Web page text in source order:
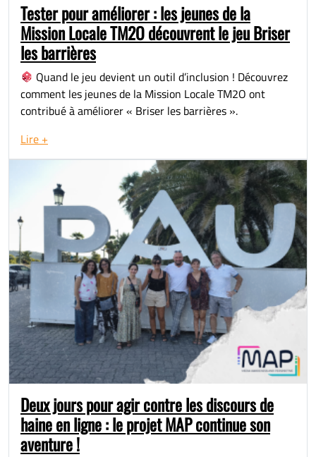
Tester pour améliorer : les jeunes de la
Mission Locale TM2O découvrent le jeu Briser
les barrières
Quand le jeu devient un outil d’inclusion ! Découvrez
comment les jeunes de la Mission Locale TM2O ont
contribué à améliorer « Briser les barrières ».
Lire +
Deux jours pour agir contre les discours de
haine en ligne : le projet MAP continue son
aventure !